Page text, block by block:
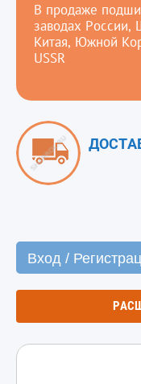
В продаже
заводах
Китая, Южной
USSR
Вход /